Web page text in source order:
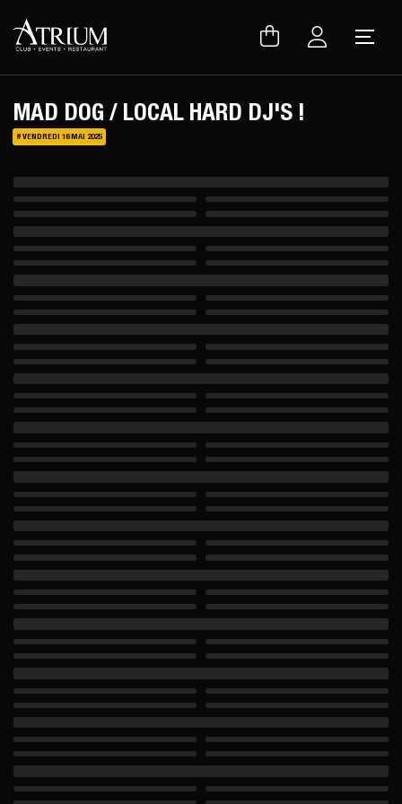
Warning: Uninitialized string offset 0 in
/var/www/vhosts/atrium.club/inc/lib/lang.lib.phpon line 150
MAD DOG / LOCAL HARD DJ'S !
# VENDREDI 16 MAI 2025